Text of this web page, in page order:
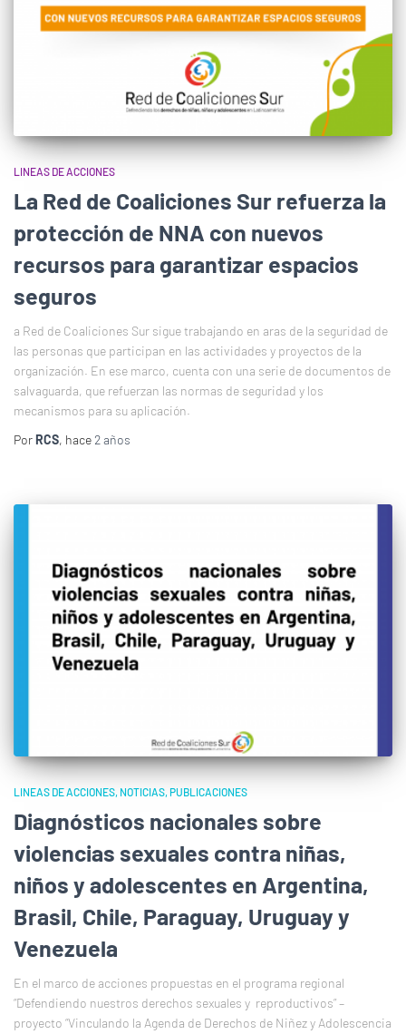
LINEAS DE ACCIONES
La Red de Coaliciones Sur refuerza la
protección de NNA con nuevos
recursos para garantizar espacios
seguros
a Red de Coaliciones Sur sigue trabajando en aras de la seguridad de
las personas que participan en las actividades y proyectos de la
organización. En ese marco, cuenta con una serie de documentos de
salvaguarda, que refuerzan las normas de seguridad y los
mecanismos para su aplicación.
PorRCS, hace 2 años
LINEAS DE ACCIONES NOTICIAS PUBLICACIONES
Diagnósticos nacionales sobre
violencias sexuales contra niñas,
niños y adolescentes en Argentina,
Brasil, Chile, Paraguay, Uruguay y
Venezuela
En el marco de acciones propuestas en el programa regional
“Defendiendo nuestros derechos sexuales y reproductivos” –
proyecto “Vinculando la Agenda de Derechos de Niñez y Adolescencia